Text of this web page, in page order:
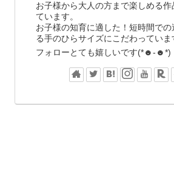
お子様から大人の方まで楽しめる作
ています。
お子様の知育に適した！短時間での
る手のひらサイズにこだわっていま
フォローとても嬉しいです(*☻-☻*)